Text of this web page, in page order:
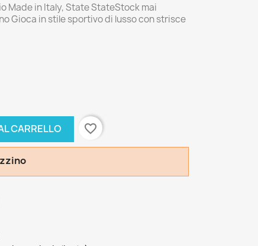
Made in Italy, State StateStock mai
Gioca in stile sportivo di lusso con strisce
CARRELLO favorite_border